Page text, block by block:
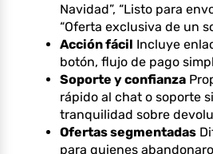
Navidad”, “Listo para
“Oferta exclusiva de un
Acción fácil Incluye
botón, flujo de pago
Soporte y confianza
rápido al chat o soporte
tranquilidad sobre
Ofertas segmentadas
para quienes